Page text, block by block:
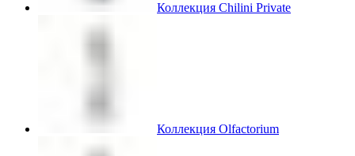
Коллекция Chilini Private
Коллекция Olfactorium